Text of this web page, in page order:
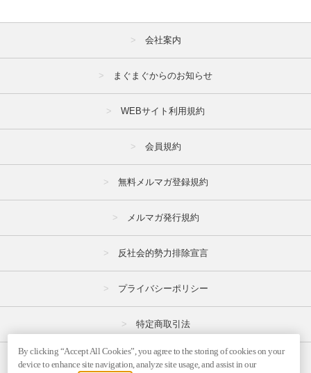
会社案内
まぐまぐからのお知らせ
WEBサイト利用規約
会員規約
無料メルマガ登録規約
メルマガ発行規約
反社会的勢力排除宣言
プライバシーポリシー
特定商取引法
広告掲載はこちら
By clicking “Accept All Cookies”, you agree to the storing of cookies on your
device to enhance site navigation, analyze site usage, and assist in our